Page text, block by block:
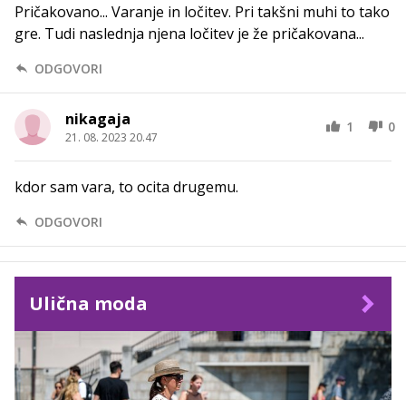
Pričakovano... Varanje in ločitev. Pri takšni muhi to tako
gre. Tudi naslednja njena ločitev je že pričakovana...
ODGOVORI
nikagaja
21. 08. 2023 20.47
1 0
kdor sam vara, to ocita drugemu.
ODGOVORI
Ulična moda